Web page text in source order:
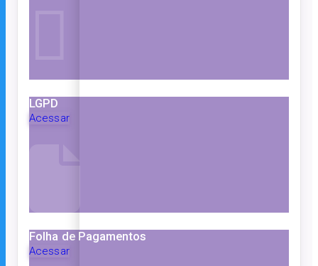
LGPD
Acessar
Folha de Pagamentos
Acessar